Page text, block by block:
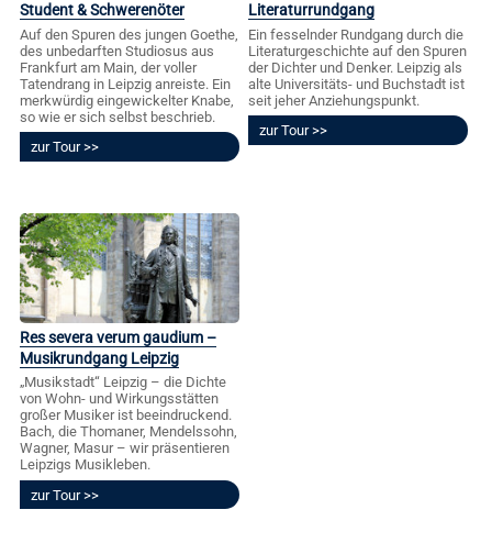
Student & Schwerenöter
Auf den Spuren des jungen Goethe,
des unbedarften Studiosus aus
Frankfurt am Main, der voller
Tatendrang in Leipzig anreiste. Ein
merkwürdig eingewickelter Knabe,
so wie er sich selbst beschrieb.
zur Tour
Literaturrundgang
Ein fesselnder Rundgang durch die
Literaturgeschichte auf den Spuren
der Dichter und Denker. Leipzig als
alte Universitäts- und Buchstadt ist
seit jeher Anziehungspunkt.
zur Tour
Res severa verum gaudium –
Musikrundgang Leipzig
„Musikstadt“ Leipzig – die Dichte
von Wohn- und Wirkungsstätten
großer Musiker ist beeindruckend.
Bach, die Thomaner, Mendelssohn,
Wagner, Masur – wir präsentieren
Leipzigs Musikleben.
zur Tour